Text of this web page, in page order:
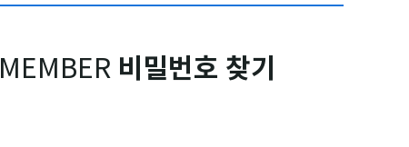
MEMBER비밀번호 찾기